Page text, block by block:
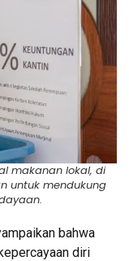
makanan lokal, di
untuk mendukung
bahwa
diri